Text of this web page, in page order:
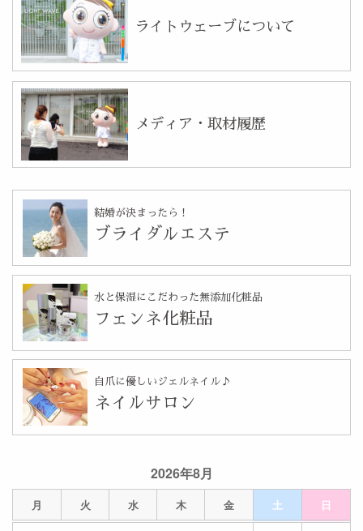
2026年8月
月 火 水 木 金 土 日
ライトウェーブについて
メディア・取材履歴
結婚が決まったら！
ブライダルエステ
水と保湿にこだわった無添加化粧品
フェンネ化粧品
自爪に優しいジェルネイル♪
ネイルサロン